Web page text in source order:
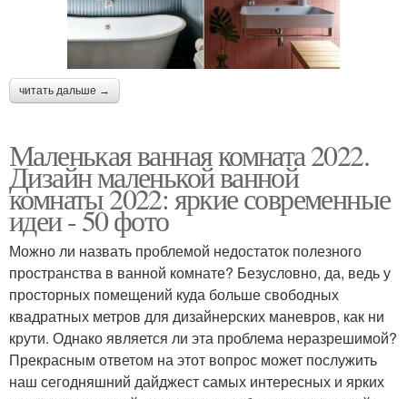
читать дальше →
Маленькая ванная комната 2022.
Дизайн маленькой ванной
комнаты 2022: яркие современные
идеи - 50 фото
Можно ли назвать проблемой недостаток полезного
пространства в ванной комнате? Безусловно, да, ведь у
просторных помещений куда больше свободных
квадратных метров для дизайнерских маневров, как ни
крути. Однако является ли эта проблема неразрешимой?
Прекрасным ответом на этот вопрос может послужить
наш сегодняшний дайджест самых интересных и ярких